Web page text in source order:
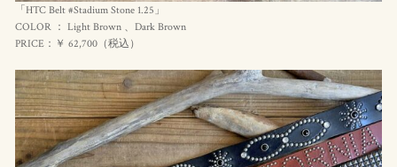
「HTC Belt #Stadium Stone 1.25」
COLOR ： Light Brown 、Dark Brown
PRICE：￥ 62,700（税込 ）